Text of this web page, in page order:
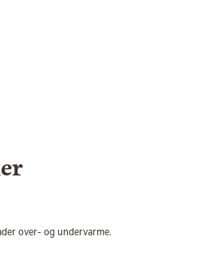
over- og undervarme.